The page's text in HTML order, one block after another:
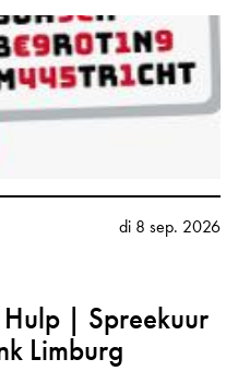
di 8 sep. 2026
| Spreekuur
Limburg